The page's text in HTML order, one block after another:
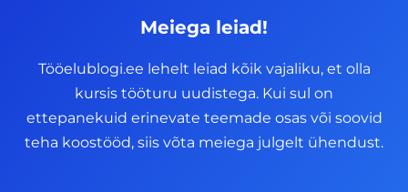
Meiega leiad!
Tööelublogi.ee lehelt leiad kõik vajaliku, et olla
kursis tööturu uudistega. Kui sul on
ettepanekuid erinevate teemade osas või soovid
teha koostööd, siis võta meiega julgelt ühendust.